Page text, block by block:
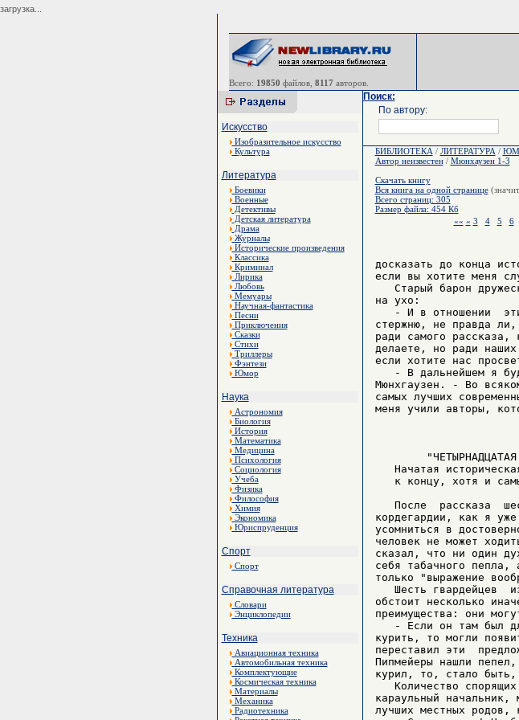
загрузка...
Всего: 19850 файлов, 8117 авторов.
Искусство
Изобразительное искусство
Культура
Литература
Боевики
Военные
Детективы
Детская литература
Драма
Журналы
Исторические произведения
Классика
Криминал
Лирика
Любовь
Мемуары
Научная-фантастика
Песни
Приключения
Сказки
Стихи
Триллеры
Фэнтези
Юмор
Наука
Астрономия
Биология
История
Математика
Медицина
Психология
Социология
Учеба
Физика
Философия
Химия
Экономика
Юриспруденция
Спорт
Спорт
Справочная литература
Словари
Энциклопедии
Техника
Авиационная техника
Автомобильная техника
Комплектующие
Космическая техника
Материалы
Механика
Радиотехника
Поиск:
По автору:
БИБЛИОТЕКА / ЛИТЕРАТУРА /
Автор неизвестен/ Мюнхаузен 1-3
Скачать книгу
Вся книга на одной странице
Всего страниц: 305
Размер файла: 454 Кб
«« « 3 4 5 6
досказать до конца
если вы хотите меня
Старый барон
на ухо:
- И в отношении
стержню, не правда
ради самого
делаете, но ради
если хотите нас
- В дальнейшем я
Мюнхгаузен. - Во
самых лучших
меня учили авторы,
"ЧЕТЫРНАДЦАТАЯ
Начатая
к концу, хотя и
После  рассказа
кордегардии, как я
усомниться в
человек не может
сказал, что ни один
себя табачного
только "выражение
Шесть гвардейцев
обстоит несколько
преимущества: они
- Если он там был
курить, то могли
переставил эти
Пипмейеры нашли
курил, то, стало
Количество
караульный
лучших местных родов,